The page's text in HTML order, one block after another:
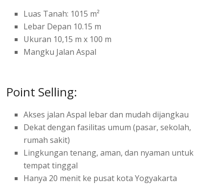
Luas Tanah: 1015 m²
Lebar Depan 10.15 m
Ukuran 10,15 m x 100 m
Mangku Jalan Aspal
Point Selling:
Akses jalan Aspal lebar dan mudah dijangkau
Dekat dengan fasilitas umum (pasar, sekolah,
rumah sakit)
Lingkungan tenang, aman, dan nyaman untuk
tempat tinggal
Hanya 20 menit ke pusat kota Yogyakarta